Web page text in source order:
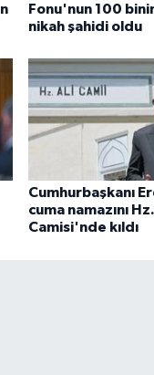
Fonu'nun 100
nikah şahidi oldu
Cumhurbaşkanı
cuma namazını
Camisi'nde kıldı